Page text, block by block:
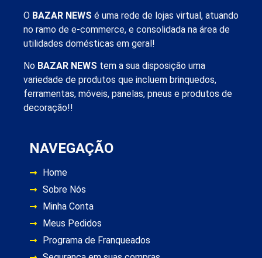
O BAZAR NEWS é uma rede de lojas virtual, atuando
no ramo de e-commerce, e consolidada na área de
utilidades domésticas em geral!
No BAZAR NEWS tem a sua disposição uma
variedade de produtos que incluem brinquedos,
ferramentas, móveis, panelas, pneus e produtos de
decoração!!
NAVEGAÇÃO
Home
Sobre Nós
Minha Conta
Meus Pedidos
Programa de Franqueados